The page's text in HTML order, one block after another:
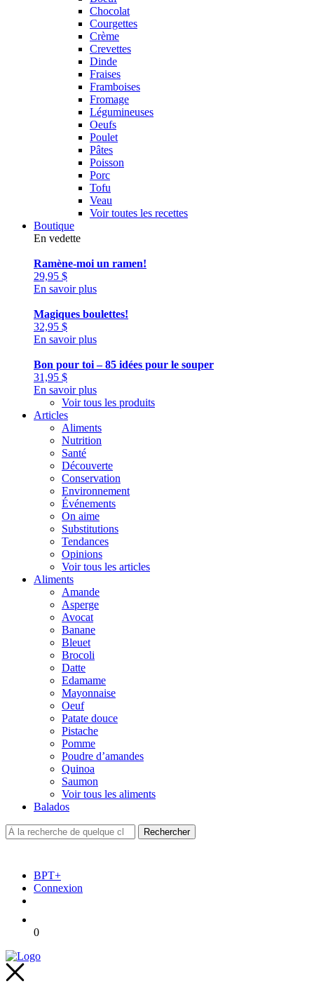
Chocolat
Courgettes
Crème
Crevettes
Dinde
Fraises
Framboises
Fromage
Légumineuses
Oeufs
Poulet
Pâtes
Poisson
Porc
Tofu
Veau
Voir toutes les recettes
Boutique
En vedette
Ramène-moi un ramen!
29,95 $
En savoir plus
Magiques boulettes!
32,95 $
En savoir plus
Bon pour toi – 85 idées pour le souper
31,95 $
En savoir plus
Voir tous les produits
Articles
Aliments
Nutrition
Santé
Découverte
Conservation
Environnement
Événements
On aime
Substitutions
Tendances
Opinions
Voir tous les articles
Aliments
Amande
Asperge
Avocat
Banane
Bleuet
Brocoli
Datte
Edamame
Mayonnaise
Oeuf
Patate douce
Pistache
Pomme
Poudre d’amandes
Quinoa
Saumon
Voir tous les aliments
Balados
BPT+
Connexion
0